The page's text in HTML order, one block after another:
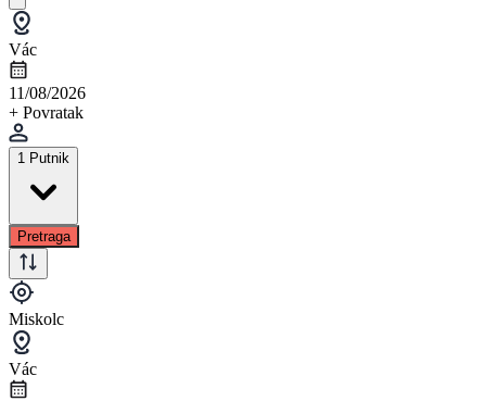
Vác
11/08/2026
+ Povratak
1 Putnik
Pretraga
Miskolc
Vác